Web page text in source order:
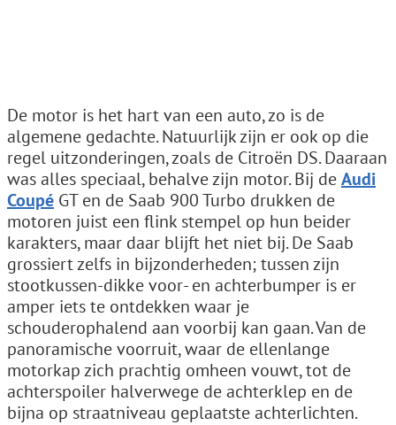
De motor is het hart van een auto, zo is de
algemene gedachte. Natuurlijk zijn er ook op die
regel uitzonderingen, zoals de Citroën DS. Daaraan
was alles speciaal, behalve zijn motor. Bij deAudi
Coupé GT en de Saab 900 Turbo drukken de
motoren juist een flink stempel op hun beider
karakters, maar daar blijft het niet bij. De Saab
grossiert zelfs in bijzonderheden; tussen zijn
stootkussen-dikke voor- en achterbumper is er
amper iets te ontdekken waar je
schouderophalend aan voorbij kan gaan. Van de
panoramische voorruit, waar de ellenlange
motorkap zich prachtig omheen vouwt, tot de
achterspoiler halverwege de achterklep en de
bijna op straatniveau geplaatste achterlichten.